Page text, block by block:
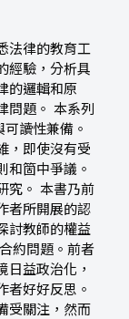
法律的教育工
經驗，分析具
的邏輯和原
問題。 本系列
讀性兼備。
，即使沒有受
和箇中爭議。
究。 本書乃前
者所開展的認
討教師的權益
約問題。前者
日益政治化，
者好好反思。
受關注，然而